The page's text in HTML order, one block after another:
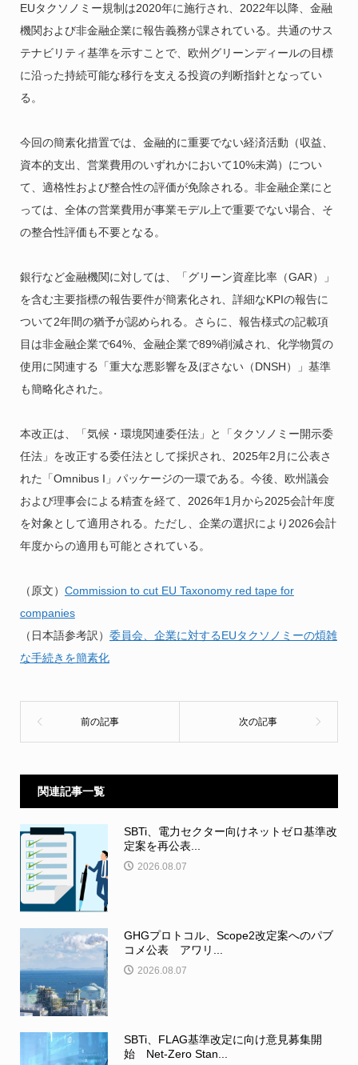
EUタクソノミー規制は2020年に施行され、2022年以降、金融
機関および非金融企業に報告義務が課されている。共通のサス
テナビリティ基準を示すことで、欧州グリーンディールの目標
に沿った持続可能な移行を支える投資の判断指針となってい
る。
今回の簡素化措置では、金融的に重要でない経済活動（収益、
資本的支出、営業費用のいずれかにおいて10%未満）につい
て、適格性および整合性の評価が免除される。非金融企業にと
っては、全体の営業費用が事業モデル上で重要でない場合、そ
の整合性評価も不要となる。
銀行など金融機関に対しては、「グリーン資産比率（GAR）」
を含む主要指標の報告要件が簡素化され、詳細なKPIの報告に
ついて2年間の猶予が認められる。さらに、報告様式の記載項
目は非金融企業で64%、金融企業で89%削減され、化学物質の
使用に関連する「重大な悪影響を及ぼさない（DNSH）」基準
も簡略化された。
本改正は、「気候・環境関連委任法」と「タクソノミー開示委
任法」を改正する委任法として採択され、2025年2月に公表さ
れた「Omnibus I」パッケージの一環である。今後、欧州議会
および理事会による精査を経て、2026年1月から2025会計年度
を対象として適用される。ただし、企業の選択により2026会計
年度からの適用も可能とされている。
（原文） Commission to cut EU Taxonomy red tape for
companies
（日本語参考訳） 委員会、企業に対するEUタクソノミーの煩雑
な手続きを簡素化
関連記事一覧
SBTi、電力セクター向けネットゼロ基準改
定案を再公表...
2026.08.07
GHGプロトコル、Scope2改定案へのパブ
コメ公表 アワリ...
2026.08.07
SBTi、FLAG基準改定に向け意見募集開
始 Net-Zero Stan...